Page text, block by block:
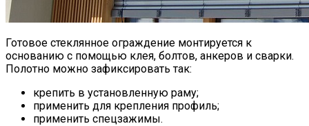
Готовое стеклянное ограждение монтируется к
основанию с помощью клея, болтов, анкеров и сварки.
Полотно можно зафиксировать так:
крепить в установленную раму;
применить для крепления профиль;
применить спецзажимы.